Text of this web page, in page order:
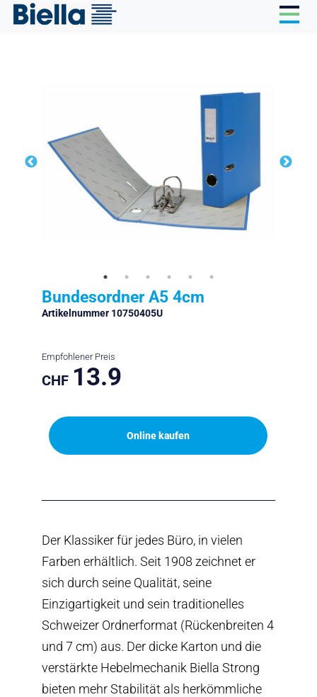
Bundesordner A5 4cm
Artikelnummer 10750405U
Empfohlener Preis
CHF 13.9
Online kaufen
Der Klassiker für jedes Büro, in vielen
Farben erhältlich. Seit 1908 zeichnet er
sich durch seine Qualität, seine
Einzigartigkeit und sein traditionelles
Schweizer Ordnerformat (Rückenbreiten 4
und 7 cm) aus. Der dicke Karton und die
verstärkte Hebelmechanik Biella Strong
bieten mehr Stabilität als herkömmliche
Cookie-Einstellungen